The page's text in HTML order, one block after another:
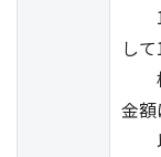
し
株
金
以